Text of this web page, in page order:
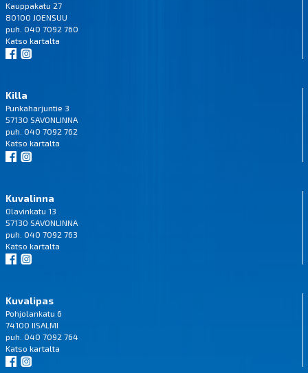
Kauppakatu 27
80100 JOENSUU
puh. 040 7092 760
Katso kartalta
Killa
Punkaharjuntie 3
57130 SAVONLINNA
puh. 040 7092 762
Katso kartalta
Kuvalinna
Olavinkatu 13
57130 SAVONLINNA
puh. 040 7092 763
Katso kartalta
Kuvalipas
Pohjolankatu 6
74100 IISALMI
puh. 040 7092 764
Katso kartalta